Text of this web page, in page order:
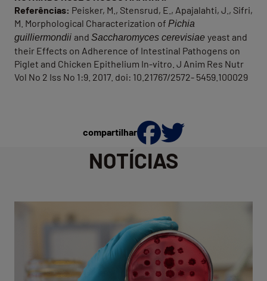
Referências: Peisker, M., Stensrud, E., Apajalahti, J., Sifri,
M. Morphological Characterization of Pichia
guilliermondii and Saccharomyces cerevisiae yeast and
their Effects on Adherence of Intestinal Pathogens on
Piglet and Chicken Epithelium In-vitro. J Anim Res Nutr
Vol No 2 Iss No 1:9. 2017. doi: 10.21767/2572- 5459.100029
compartilhar
NOTÍCIAS